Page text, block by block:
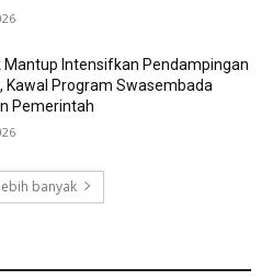
Mantup Intensifkan Pendampingan
Kawal Program Swasembada
Pemerintah
banyak